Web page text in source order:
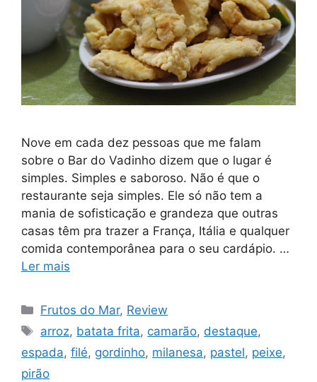
Nove em cada dez pessoas que me falam
sobre o Bar do Vadinho dizem que o lugar é
simples. Simples e saboroso. Não é que o
restaurante seja simples. Ele só não tem a
mania de sofisticação e grandeza que outras
casas têm pra trazer a França, Itália e qualquer
comida contemporânea para o seu cardápio. …
Ler mais
Categorias
Frutos do Mar, Review
Tags
arroz, batata frita, camarão, destaque,
espada, filé, gordinho, milanesa, pastel, peixe,
pirão